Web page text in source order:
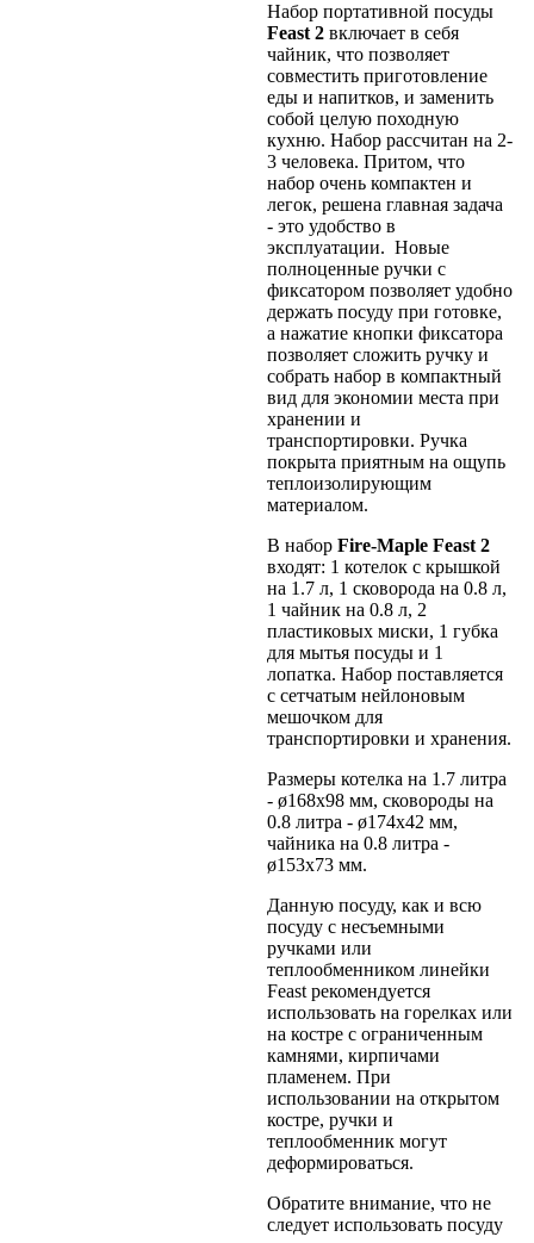
Набор портативной посуды
Feast 2 включает в себя
чайник, что позволяет
совместить приготовление
еды и напитков, и заменить
собой целую походную
кухню. Набор рассчитан на 2-
3 человека. Притом, что
набор очень компактен и
легок, решена главная задача
- это удобство в
эксплуатации. Новые
полноценные ручки с
фиксатором позволяет удобно
держать посуду при готовке,
а нажатие кнопки фиксатора
позволяет сложить ручку и
собрать набор в компактный
вид для экономии места при
хранении и
транспортировки. Ручка
покрыта приятным на ощупь
теплоизолирующим
материалом.
В набор Fire-Maple Feast 2
входят: 1 котелок с крышкой
на 1.7 л, 1 сковорода на 0.8 л,
1 чайник на 0.8 л, 2
пластиковых миски, 1 губка
для мытья посуды и 1
лопатка. Набор поставляется
с сетчатым нейлоновым
мешочком для
транспортировки и хранения.
Размеры котелка на 1.7 литра
- ø168x98 мм, сковороды на
0.8 литра - ø174x42 мм,
чайника на 0.8 литра -
ø153x73 мм.
Данную посуду, как и всю
посуду с несъемными
ручками или
теплообменником линейки
Feast рекомендуется
использовать на горелках или
на костре с ограниченным
камнями, кирпичами
пламенем. При
использовании на открытом
костре, ручки и
теплообменник могут
деформироваться.
Обратите внимание, что не
следует использовать посуду